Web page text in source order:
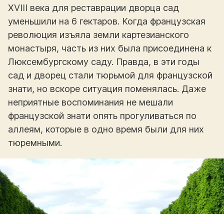
XVIII века для реставрации дворца сад
уменьшили на 6 гектаров. Когда французская
революция изъяла земли картезианского
монастыря, часть из них была присоединена к
Люксембургскому саду. Правда, в эти годы
сад и дворец стали тюрьмой для французской
знати, но вскоре ситуация поменялась. Даже
неприятные воспоминания не мешали
французской знати опять прогуливаться по
аллеям, которые в одно время были для них
тюремными.